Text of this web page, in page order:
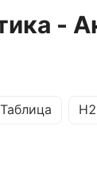
-
Таблица